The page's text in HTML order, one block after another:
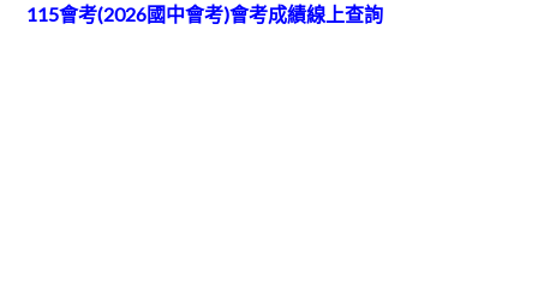
115會考(2026國中會考)會考成績線上查詢